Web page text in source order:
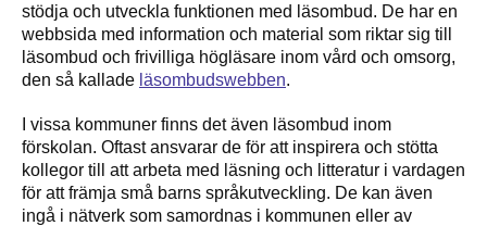
stödja och utveckla funktionen med läsombud. De har en
webbsida med information och material som riktar sig till
läsombud och frivilliga högläsare inom vård och omsorg,
den så kallade läsombudswebben.
I vissa kommuner finns det även läsombud inom
förskolan. Oftast ansvarar de för att inspirera och stötta
kollegor till att arbeta med läsning och litteratur i vardagen
för att främja små barns språkutveckling. De kan även
ingå i nätverk som samordnas i kommunen eller av